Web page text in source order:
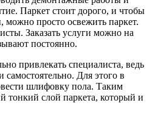
Паркет стоит дорого, и чтобы
можно просто освежить паркет.
Заказать услуги можно на
постоянно.
привлекать специалиста, ведь
Для этого в
шлифовку пола. Таким
тонкий слой паркета, который и